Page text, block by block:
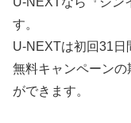
す。
U-NEXTは初回31日
無料キャンペーンの
ができます。